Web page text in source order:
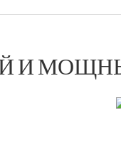
И